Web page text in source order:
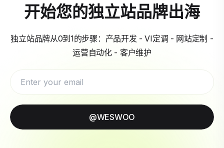
开始您的独立站品牌出海
独立站品牌从0到1的步骤：产品开发 - VI定调 - 网站定制 -
运营自动化 - 客户维护
@WESWOO